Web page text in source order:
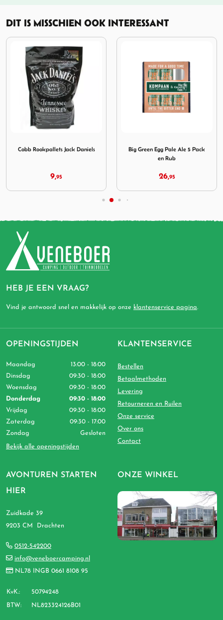
DIT IS MISSCHIEN OOK INTERESSANT
Cobb Rookpallets Jack Daniels
9,95
Big Green Egg Pale Ale 5 Pack
en Rub
26,95
HEB JE EEN VRAAG?
Vind je antwoord snel en makkelijk op onze klantenservice pagina.
AVONTUREN STARTEN
HIER
Zuidkade 39
9203 CM Drachten
0512-542200
info@veneboercamping.nl
NL78 INGB 0661 8108 95
KvK.: 50794248
BTW: NL823324126B01
OPENINGSTIJDEN
Maandag
13:00 - 18:00
Dinsdag
09:30 - 18:00
Woensdag
09:30 - 18:00
Donderdag
09:30 - 18:00
Vrijdag
09:30 - 18:00
Zaterdag
09:30 - 17:00
Zondag
Gesloten
Bekijk alle openingstijden
KLANTENSERVICE
Bestellen
Betaalmethoden
Levering
Retourneren en Ruilen
Onze service
Over ons
Contact
ONZE WINKEL